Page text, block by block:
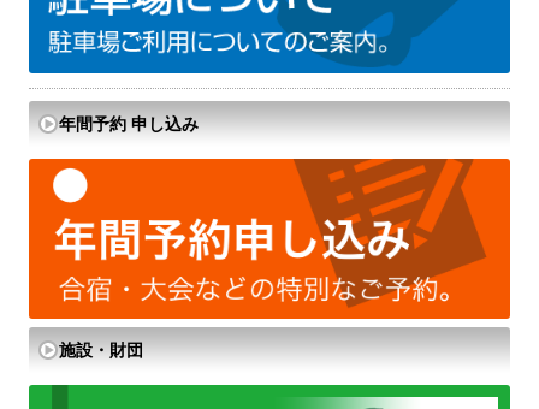
年間予約 申し込み
施設・財団